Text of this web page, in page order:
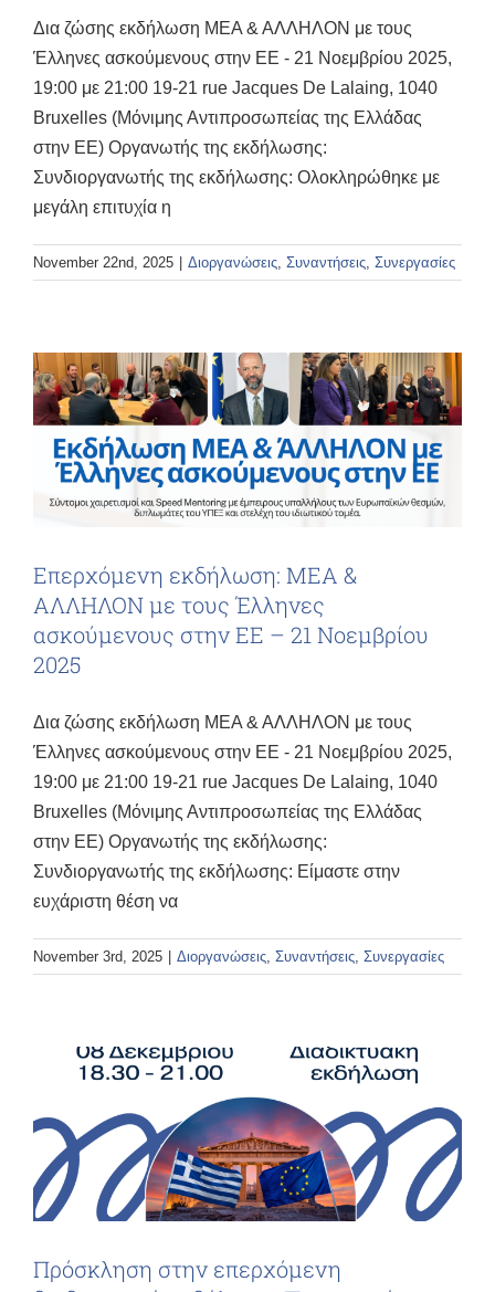
Δια ζώσης εκδήλωση ΜΕΑ & ΑΛΛΗΛΟΝ με τους
Έλληνες ασκούμενους στην ΕΕ - 21 Νοεμβρίου 2025,
19:00 με 21:00 19-21 rue Jacques De Lalaing, 1040
Bruxelles (Μόνιμης Αντιπροσωπείας της Ελλάδας
στην ΕΕ) Οργανωτής της εκδήλωσης:
Συνδιοργανωτής της εκδήλωσης: Ολοκληρώθηκε με
μεγάλη επιτυχία η
November 22nd, 2025 Διοργανώσεις, Συναντήσεις, Συνεργασίες
Eπερχόμενη εκδήλωση: ΜΕΑ &
ΑΛΛΗΛΟΝ με τους Έλληνες
ασκούμενους στην ΕΕ – 21 Νοεμβρίου
2025
Δια ζώσης εκδήλωση ΜΕΑ & ΑΛΛΗΛΟΝ με τους
Έλληνες ασκούμενους στην ΕΕ - 21 Νοεμβρίου 2025,
19:00 με 21:00 19-21 rue Jacques De Lalaing, 1040
Bruxelles (Μόνιμης Αντιπροσωπείας της Ελλάδας
στην ΕΕ) Οργανωτής της εκδήλωσης:
Συνδιοργανωτής της εκδήλωσης: Είμαστε στην
ευχάριστη θέση να
November 3rd, 2025 Διοργανώσεις, Συναντήσεις, Συνεργασίες
Πρόσκληση στην επερχόμενη